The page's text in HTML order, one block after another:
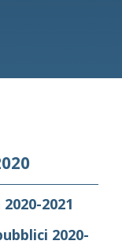
2021
2020-